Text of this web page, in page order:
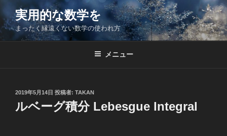
ン
テ
ン
実用的な数学を
まったく縁遠くない数学の使われ方
メニュー
投
日:
2019年5月14日 投稿者: TAKAN
ルベーグ積分 Lebesgue Integral